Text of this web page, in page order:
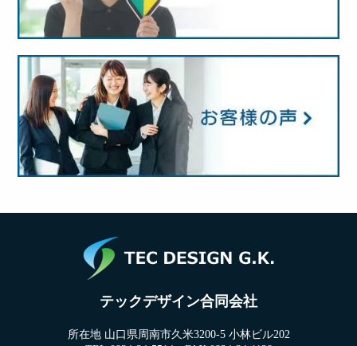
テックデザイン合同会社
所在地 山口県周南市久米3200-5 小林ビル202